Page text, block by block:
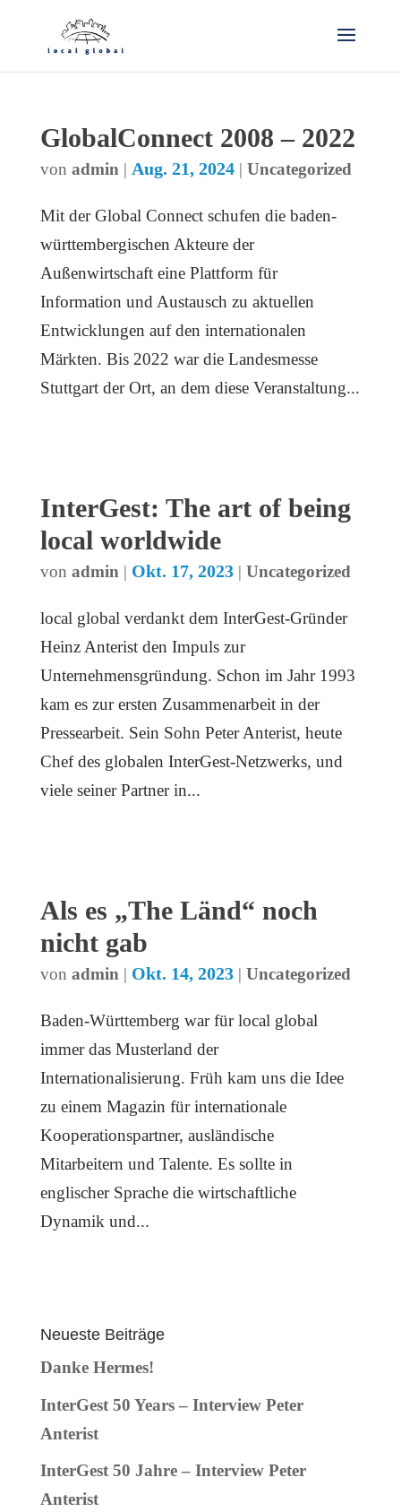
GlobalConnect 2008 – 2022
von admin | Aug. 21, 2024| Uncategorized
Mit der Global Connect schufen die baden-
württembergischen Akteure der
Außenwirtschaft eine Plattform für
Information und Austausch zu aktuellen
Entwicklungen auf den internationalen
Märkten. Bis 2022 war die Landesmesse
Stuttgart der Ort, an dem diese Veranstaltung...
InterGest: The art of being
local worldwide
von admin | Okt. 17, 2023| Uncategorized
local global verdankt dem InterGest-Gründer
Heinz Anterist den Impuls zur
Unternehmensgründung. Schon im Jahr 1993
kam es zur ersten Zusammenarbeit in der
Pressearbeit. Sein Sohn Peter Anterist, heute
Chef des globalen InterGest-Netzwerks, und
viele seiner Partner in...
Als es „The Länd“ noch
nicht gab
von admin | Okt. 14, 2023| Uncategorized
Baden-Württemberg war für local global
immer das Musterland der
Internationalisierung. Früh kam uns die Idee
zu einem Magazin für internationale
Kooperationspartner, ausländische
Mitarbeitern und Talente. Es sollte in
englischer Sprache die wirtschaftliche
Dynamik und...
Neueste Beiträge
Danke Hermes!
InterGest 50 Years – Interview Peter
Anterist
InterGest 50 Jahre – Interview Peter
Anterist